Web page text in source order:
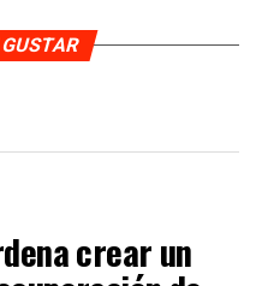
crear un